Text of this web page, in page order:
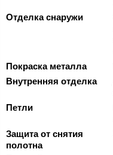
Отделка снаружи
Покраска металла
Внутренняя отделка
Петли
Защита от снятия
полотна